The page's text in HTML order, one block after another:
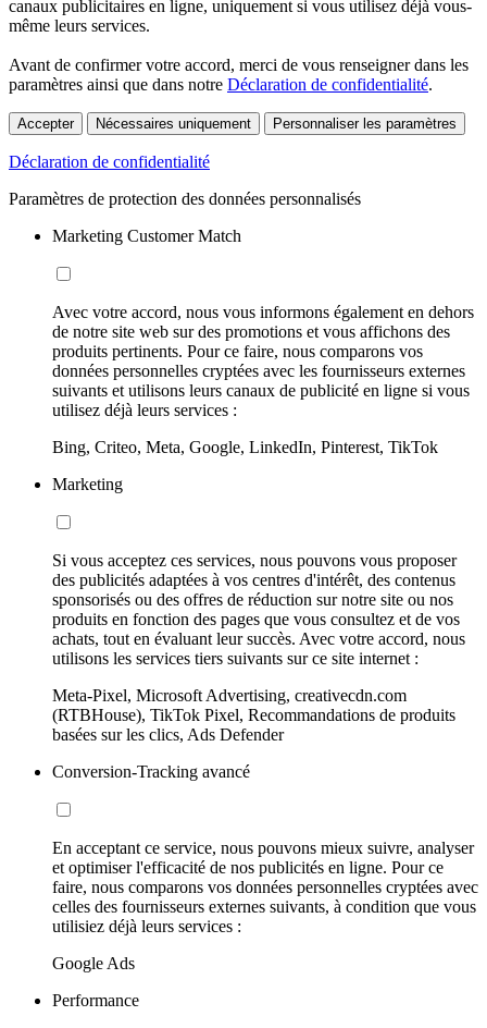
canaux publicitaires en ligne, uniquement si vous utilisez déjà vous-
même leurs services.
Avant de confirmer votre accord, merci de vous renseigner dans les
paramètres ainsi que dans notre Déclaration de confidentialité.
Accepter Nécessaires uniquement Personnaliser les paramètres
Déclaration de confidentialité
Paramètres de protection des données personnalisés
Marketing Customer Match
Avec votre accord, nous vous informons également en dehors
de notre site web sur des promotions et vous affichons des
produits pertinents. Pour ce faire, nous comparons vos
données personnelles cryptées avec les fournisseurs externes
suivants et utilisons leurs canaux de publicité en ligne si vous
utilisez déjà leurs services :
Bing, Criteo, Meta, Google, LinkedIn, Pinterest, TikTok
Marketing
Si vous acceptez ces services, nous pouvons vous proposer
des publicités adaptées à vos centres d'intérêt, des contenus
sponsorisés ou des offres de réduction sur notre site ou nos
produits en fonction des pages que vous consultez et de vos
achats, tout en évaluant leur succès. Avec votre accord, nous
utilisons les services tiers suivants sur ce site internet :
Meta-Pixel, Microsoft Advertising, creativecdn.com
(RTBHouse), TikTok Pixel, Recommandations de produits
basées sur les clics, Ads Defender
Conversion-Tracking avancé
En acceptant ce service, nous pouvons mieux suivre, analyser
et optimiser l'efficacité de nos publicités en ligne. Pour ce
faire, nous comparons vos données personnelles cryptées avec
celles des fournisseurs externes suivants, à condition que vous
utilisiez déjà leurs services :
Google Ads
Performance